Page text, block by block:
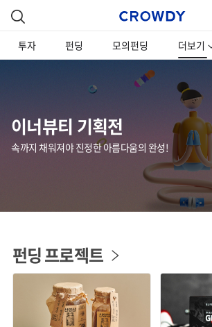
투자 펀딩 모의펀딩 더보기
이너뷰티 기획전
속까지 채워져야 진정한 아름다움의 완성!
펀딩 프로젝트